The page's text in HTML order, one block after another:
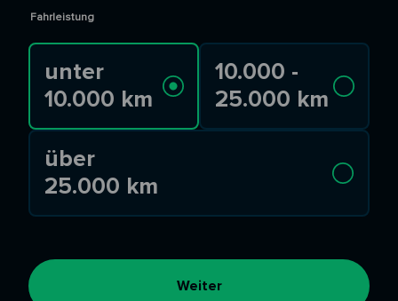
Fahrleistung
unter
10.000 km
10.000 -
25.000 km
über
25.000 km
Weiter